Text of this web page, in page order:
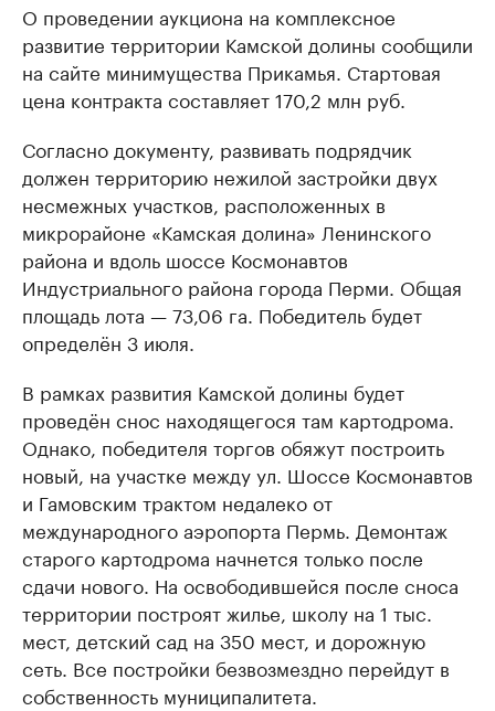
О проведении аукциона на комплексное
развитие территории Камской долины сообщили
на сайте минимущества Прикамья. Стартовая
цена контракта составляет 170,2 млн руб.
Согласно документу, развивать подрядчик
должен территорию нежилой застройки двух
несмежных участков, расположенных в
микрорайоне «Камская долина» Ленинского
района и вдоль шоссе Космонавтов
Индустриального района города Перми. Общая
площадь лота — 73,06 га. Победитель будет
определён 3 июля.
В рамках развития Камской долины будет
проведён снос находящегося там картодрома.
Однако, победителя торгов обяжут построить
новый, на участке между ул. Шоссе Космонавтов
и Гамовским трактом недалеко от
международного аэропорта Пермь. Демонтаж
старого картодрома начнется только после
сдачи нового. На освободившейся после сноса
территории построят жилье, школу на 1 тыс.
мест, детский сад на 350 мест, и дорожную
сеть. Все постройки безвозмездно перейдут в
собственность муниципалитета.